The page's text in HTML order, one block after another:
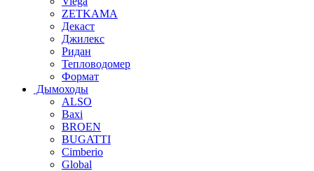
ZETKAMA
Декаст
Джилекс
Ридан
Тепловодомер
Формат
Дымоходы
ALSO
Baxi
BROEN
BUGATTI
Cimberio
Global